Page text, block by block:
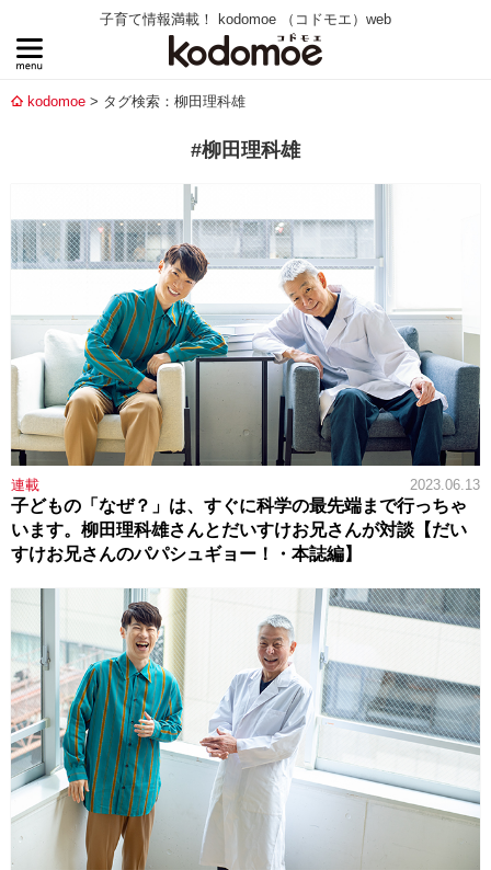
子育て情報満載！ kodomoe （コドモエ）web
kodomoe タグ検索：柳田理科雄
#柳田理科雄
連載 2023.06.13
子どもの「なぜ？」は、すぐに科学の最先端まで行っちゃ
います。柳田理科雄さんとだいすけお兄さんが対談【だい
すけお兄さんのパパシュギョー！・本誌編】